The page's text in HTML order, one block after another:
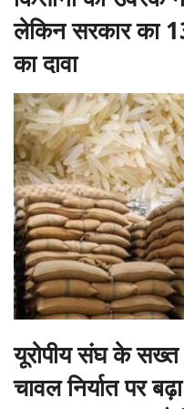
लेकिन सरकार का
का दावा
यूरोपीय संघ के
चावल निर्यात पर